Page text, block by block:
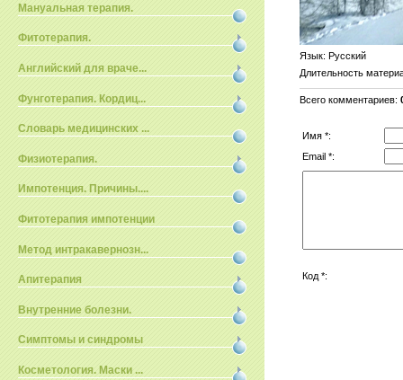
Мануальная терапия.
Фитотерапия.
Английский для враче...
Фунготерапия. Кордиц...
Словарь медицинских ...
Физиотерапия.
Импотенция. Причины....
Фитотерапия импотенции
Метод интракавернозн...
Апитерапия
Внутренние болезни.
Симптомы и синдромы
Косметология. Маски ...
Язык: Русский
Длительность
Всего комментариев:
Имя *:
Email *:
Код *: